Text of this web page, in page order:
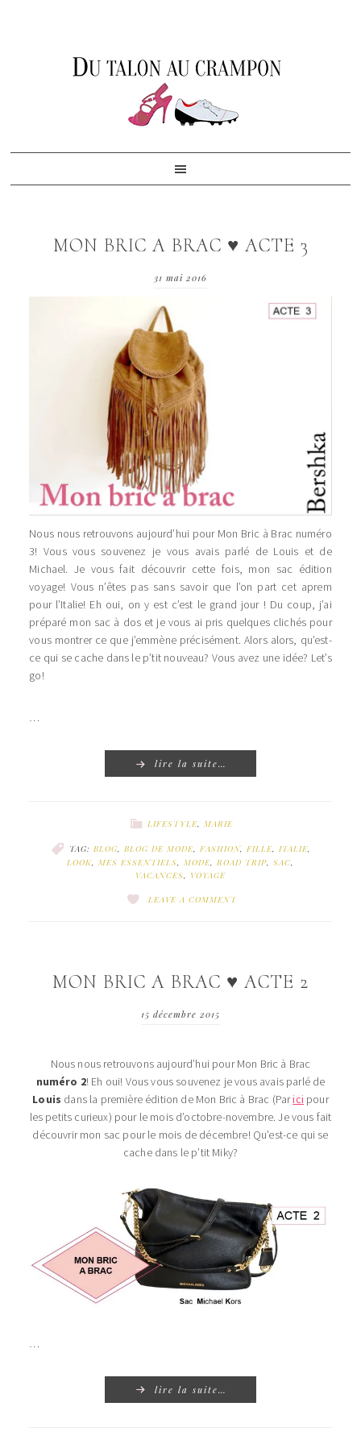
MON BRIC A BRAC ♥ ACTE 3
31 mai 2016
Nous nous retrouvons aujourd’hui pour Mon Bric à Brac numéro
3! Vous vous souvenez je vous avais parlé de Louis et de
Michael. Je vous fait découvrir cette fois, mon sac édition
voyage! Vous n’êtes pas sans savoir que l’on part cet aprem
pour l’Italie! Eh oui, on y est c’est le grand jour ! Du coup, j’ai
préparé mon sac à dos et je vous ai pris quelques clichés pour
vous montrer ce que j’emmène précisément. Alors alors, qu’est-
ce qui se cache dans le p’tit nouveau? Vous avez une idée? Let’s
go!
…
lire la suite…
LIFESTYLE, MARIE
TAG: BLOG, BLOG DE MODE, FASHION, FILLE, ITALIE,
LOOK
MES ESSENTIELS MODE ROAD TRIP SAC
VACANCES
VOYAGE
LEAVE A COMMENT
MON BRIC A BRAC ♥ ACTE 2
15 décembre 2015
Nous nous retrouvons aujourd’hui pour Mon Bric à Brac
numéro 2! Eh oui! Vous vous souvenez je vous avais parlé de
Louis dans la première édition de Mon Bric à Brac (Parici pour
les petits curieux) pour le mois d’octobre-novembre. Je vous fait
découvrir mon sac pour le mois de décembre! Qu’est-ce qui se
cache dans le p’tit Miky?
…
lire la suite…